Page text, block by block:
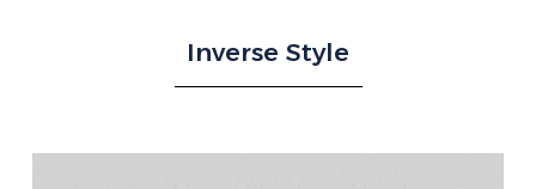
Inverse Style